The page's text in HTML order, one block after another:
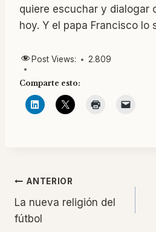
quiere escuchar y dialogar
hoy. Y el papa Francisco lo
Post Views: 2.809
Comparte esto:
Navegación
de
ANTERIOR
La nueva religión del
fútbol